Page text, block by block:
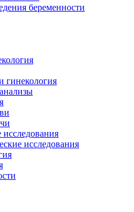
беременности
гинекология
исследования
исследования